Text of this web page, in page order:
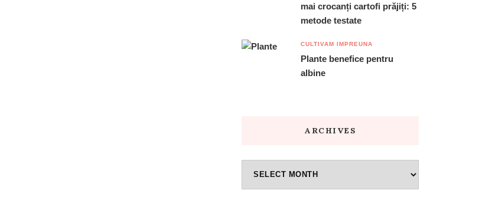
mai crocanți cartofi prăjiți: 5
metode testate
CULTIVAM IMPREUNA
Plante benefice pentru
albine
ARCHIVES